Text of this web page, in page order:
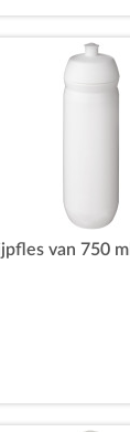
van 750 ml